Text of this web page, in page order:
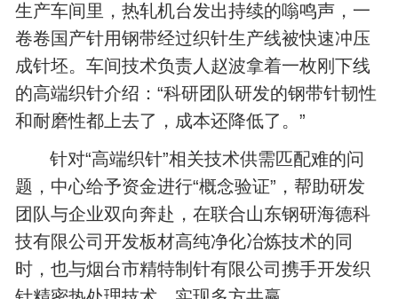
生产车间里，热轧机台发出持续的嗡鸣声，一
卷卷国产针用钢带经过织针生产线被快速冲压
成针坯。车间技术负责人赵波拿着一枚刚下线
的高端织针介绍：“科研团队研发的钢带针韧性
和耐磨性都上去了，成本还降低了。”
针对“高端织针”相关技术供需匹配难的问
题，中心给予资金进行“概念验证”，帮助研发
团队与企业双向奔赴，在联合山东钢研海德科
技有限公司开发板材高纯净化冶炼技术的同
时，也与烟台市精特制针有限公司携手开发织